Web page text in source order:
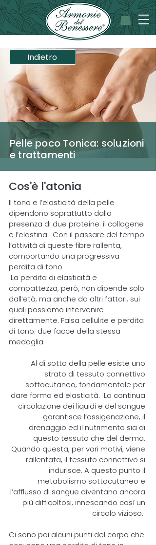
Indietro
Pelle poco Tonica: soluzioni
e trattamenti
Cos'è l'atonia
Il tono e l’elasticità della pelle
dipendono soprattutto dalla
presenza di due proteine: il collagene
e l’elastina. Con il passare del tempo
l’attività di queste fibre rallenta,
comportando una progressiva
perdita di tono .
La perdita di elasticità e
compattezza, però, non dipende solo
dall’età, ma anche da altri fattori, sui
quali possiamo intervenire
direttamente. Falsa cellulite e perdita
di tono: due facce della stessa
medaglia
Al di sotto della pelle esiste uno
strato di tessuto connettivo
sottocutaneo, fondamentale per
dare forma ed elasticità. La continua
circolazione dei liquidi e del sangue
garantisce l’ossigenazione, il
drenaggio ed il nutrimento sia di
questo tessuto che del derma.
Quando questa, per vari motivi, viene
rallentata, il tessuto connettivo si
indurisce. A questo punto il
metabolismo sottocutaneo e
l’afflusso di sangue diventano ancora
più difficoltosi, innescando così un
circolo vizioso.
Ci sono poi alcuni punti del corpo che